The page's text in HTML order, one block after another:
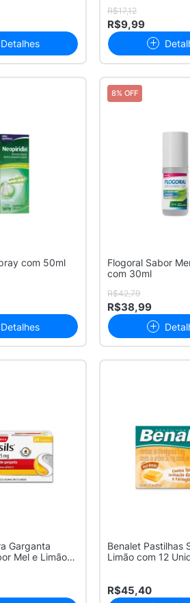
Detalhes
R$17,12
R$9,99
com 50ml
Detalhes
8% OFF
Flogoral Sabor
com 30ml
R$42,79
R$38,99
Garganta
Mel e Limão
Benalet Pastilhas
Limão com 12
R$45,40